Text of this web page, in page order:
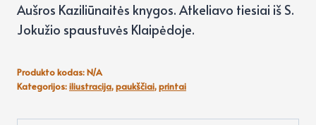
Aušros Kaziliūnaitės knygos. Atkeliavo tiesiai iš S.
Jokužio spaustuvės Klaipėdoje.
Produkto kodas:N/A
Kategorijos:iliustracija,paukščiai,printai